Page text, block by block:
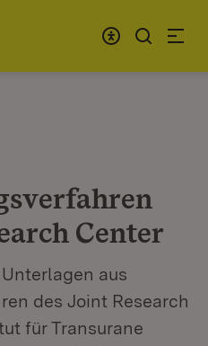
Center
aus
des Joint Research
für Transurane